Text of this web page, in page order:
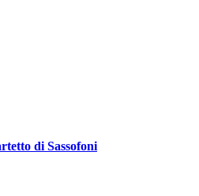
di Sassofoni